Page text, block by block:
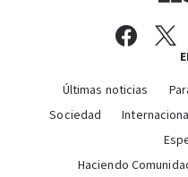
Últimas noticias
Sociedad
Haciendo